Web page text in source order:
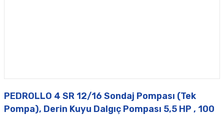
PEDROLLO 4 SR 12/16 Sondaj Pompası (Tek
Pompa), Derin Kuyu Dalgıç Pompası 5,5 HP , 100